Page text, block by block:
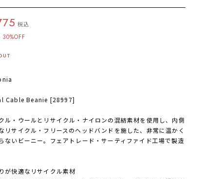
税込
30%OFF
Cable Beanie [28997]
ル・ウールとリサイクル・ナイロンの混紡素材を使用し、内側
リサイクル・フリースのヘッドバンドを施した、非常に温かく
ないビーニー。フェアトレード・サーティファイド工場で製造
が快適なリサイクル素材